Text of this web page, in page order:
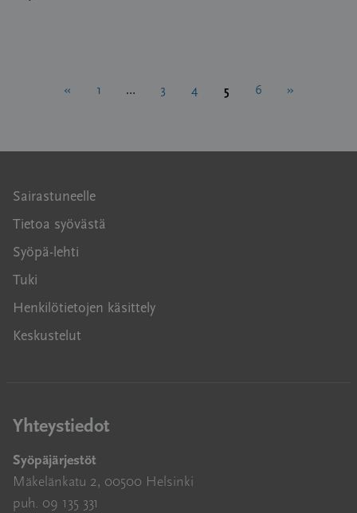
Artikkelien
« 1 … 3 4 5 6 »
Sairastuneelle
Tietoa syövästä
Syöpä-lehti
Tuki
Henkilötietojen käsittely
Keskustelut
Yhteystiedot
Syöpäjärjestöt
Mäkelänkatu 2, 00500 Helsinki
puh. 09 135 331